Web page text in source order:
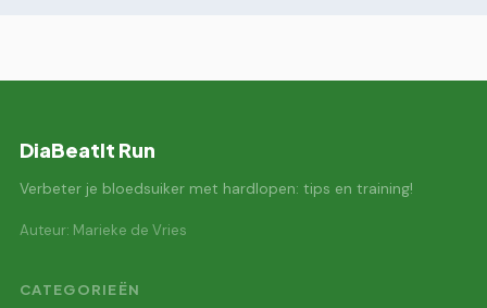
DiaBeatIt Run
Verbeter je bloedsuiker met hardlopen: tips en training!
Auteur: Marieke de Vries
CATEGORIEËN